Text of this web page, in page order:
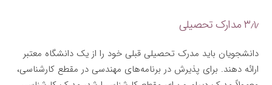
۳٫۱٫ مدارک تحصیلی
دانشجویان باید مدرک تحصیلی قبلی خود را از یک دانشگاه معتبر
ارائه دهند. برای پذیرش در برنامه‌های مهندسی در مقطع کارشناسی،